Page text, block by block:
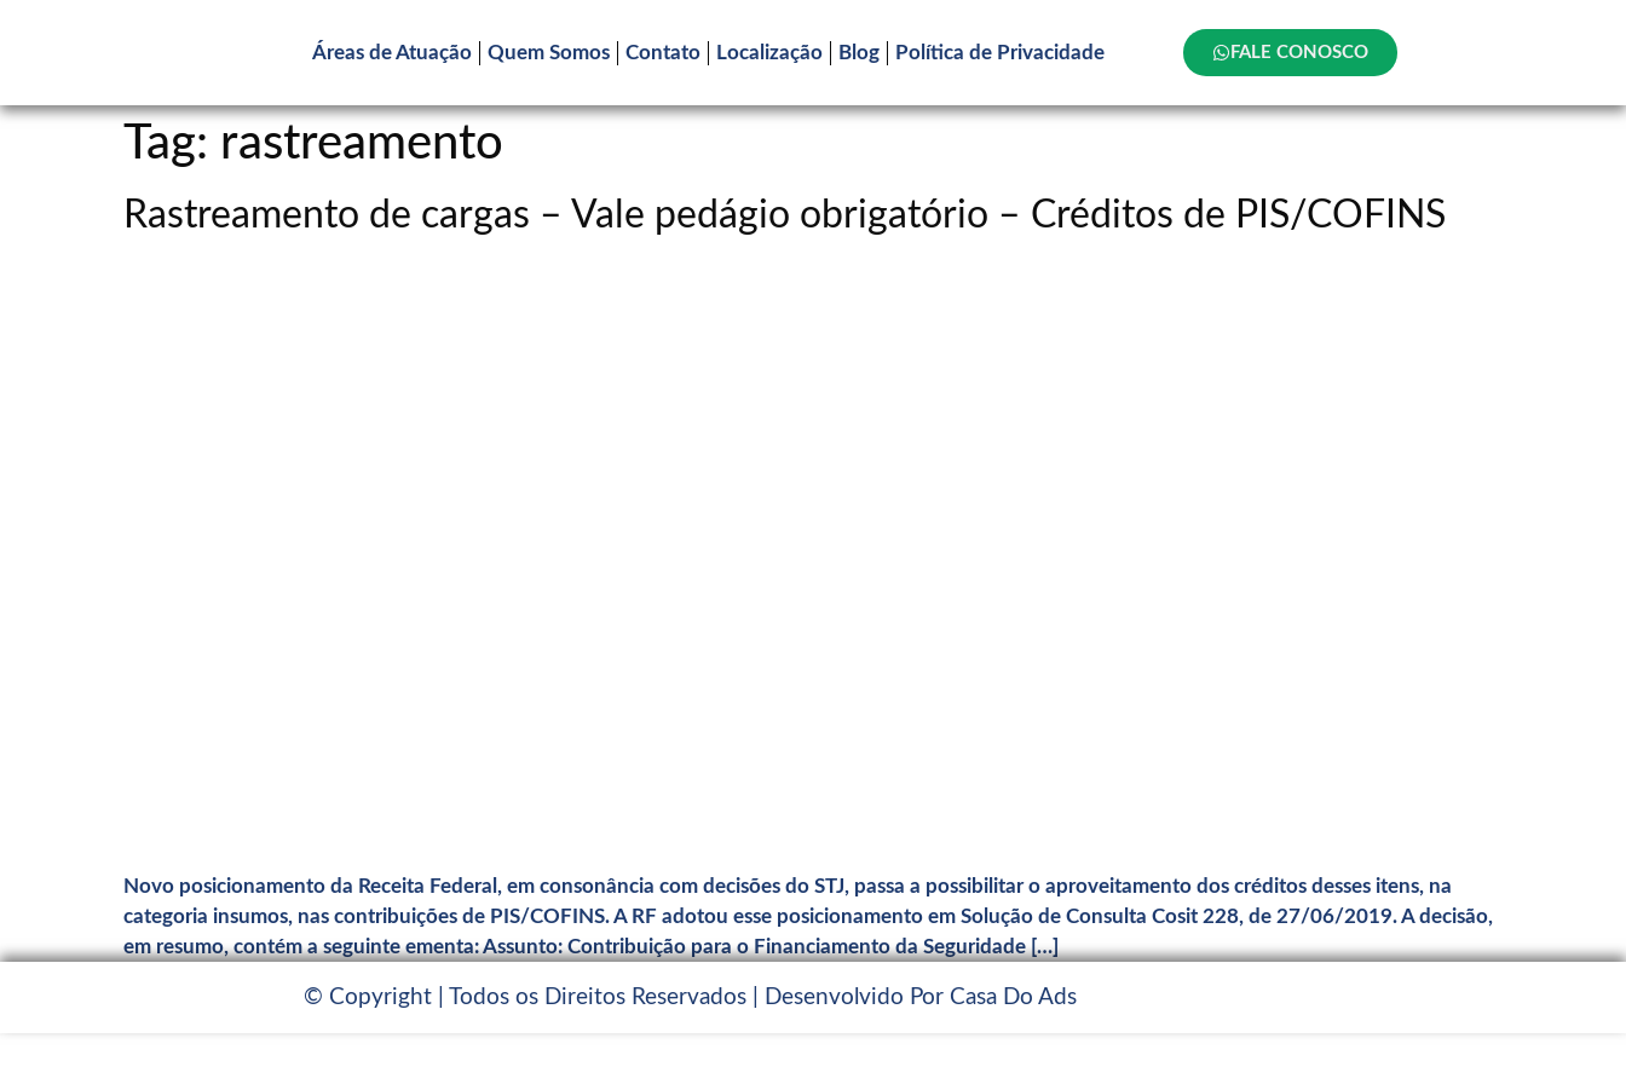
Áreas de Atuação Quem Somos Contato Localização Blog Política de Privacidade FALE CONOSCO
Tag: rastreamento
Rastreamento de cargas – Vale pedágio obrigatório – Créditos de PIS/COFINS
Novo posicionamento da Receita Federal, em consonância com decisões do STJ, passa a possibilitar o aproveitamento dos créditos desses itens, na
categoria insumos, nas contribuições de PIS/COFINS. A RF adotou esse posicionamento em Solução de Consulta Cosit 228, de 27/06/2019. A decisão,
em resumo, contém a seguinte ementa: Assunto: Contribuição para o Financiamento da Seguridade […]
© Copyright | Todos os Direitos Reservados | Desenvolvido Por Casa Do Ads